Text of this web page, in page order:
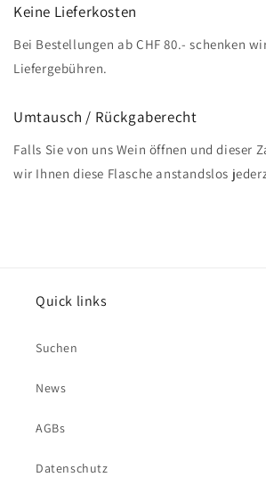
Keine Lieferkosten
Bei Bestellungen ab CHF 80.- schenken
Liefergebühren.
Umtausch / Rückgaberecht
Falls Sie von uns Wein öffnen und dieser
wir Ihnen diese Flasche anstandslos
Quick links
Suchen
News
AGBs
Datenschutz